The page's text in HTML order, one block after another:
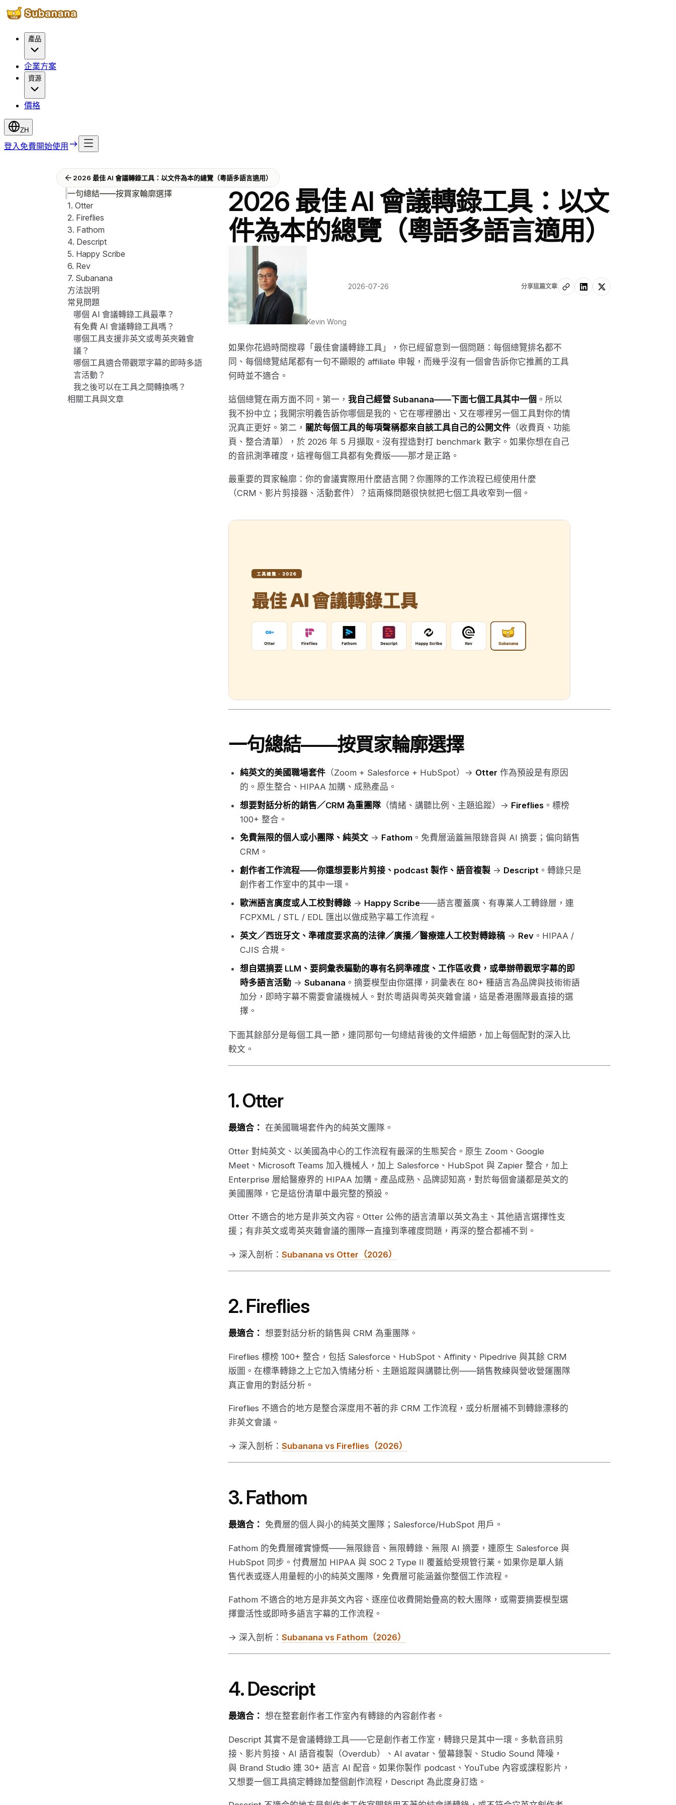
產品
企業方案
資源
價格
ZH
登入 免費開始使用
2026 最佳 AI 會議轉錄工具：以文件為本的總覽（粵語多語言適用）
一句總結——按買家輪廓選擇
1. Otter
2. Fireflies
3. Fathom
4. Descript
5. Happy Scribe
6. Rev
7. Subanana
方法說明
常見問題
哪個 AI 會議轉錄工具最準？
有免費 AI 會議轉錄工具嗎？
哪個工具支援非英文或粵英夾雜會
議？
哪個工具適合帶觀眾字幕的即時多語
言活動？
我之後可以在工具之間轉換嗎？
相關工具與文章
2026 最佳 AI 會議轉錄工具：以文
件為本的總覽（粵語多語言適用）
Kevin Wong
·2026-07-26 分享這篇文章
如果你花過時間搜尋「最佳會議轉錄工具」，你已經留意到一個問題：每個總覽排名都不
同、每個總覽結尾都有一句不顯眼的 affiliate 申報，而幾乎沒有一個會告訴你它推薦的工具
何時並不適合。
這個總覽在兩方面不同。第一， 我自己經營 Subanana——下面七個工具其中一個 。所以
我不扮中立；我開宗明義告訴你哪個是我的、它在哪裡勝出、又在哪裡另一個工具對你的情
況真正更好。第二， 關於每個工具的每項聲稱都來自該工具自己的公開文件 （收費頁、功能
頁、整合清單），於 2026 年 5 月擷取。沒有捏造對打 benchmark 數字。如果你想在自己
的音訊測準確度，這裡每個工具都有免費版——那才是正路。
最重要的買家輪廓：你的會議實際用什麼語言開？你團隊的工作流程已經使用什麼
（CRM、影片剪接器、活動套件）？這兩條問題很快就把七個工具收窄到一個。
一句總結——按買家輪廓選擇
純英文的美國職場套件 （Zoom + Salesforce + HubSpot）→ Otter 作為預設是有原因
的。原生整合、HIPAA 加購、成熟產品。
想要對話分析的銷售／CRM 為重團隊 （情緒、講聽比例、主題追蹤）→ Fireflies 。標榜
100+ 整合。
免費無限的個人或小團隊、純英文 → Fathom 。免費層涵蓋無限錄音與 AI 摘要；偏向銷售
CRM。
創作者工作流程——你還想要影片剪接、podcast 製作、語音複製 → Descript 。轉錄只是
創作者工作室中的其中一環。
歐洲語言廣度或人工校對轉錄 → Happy Scribe——語言覆蓋廣、有專業人工轉錄層，連
FCPXML / STL / EDL 匯出以做成熟字幕工作流程。
英文／西班牙文、準確度要求高的法律／廣播／醫療連人工校對轉錄稿 → Rev 。HIPAA /
CJIS 合規。
想自選摘要 LLM、要詞彙表驅動的專有名詞準確度、工作區收費，或舉辦帶觀眾字幕的即
時多語言活動 →Subanana 。摘要模型由你選擇，詞彙表在 80+ 種語言為品牌與技術術語
加分，即時字幕不需要會議機械人。對於粵語與粵英夾雜會議，這是香港團隊最直接的選
擇。
下面其餘部分是每個工具一節，連同那句一句總結背後的文件細節，加上每個配對的深入比
較文。
1. Otter
最適合： 在美國職場套件內的純英文團隊。
Otter 對純英文、以美國為中心的工作流程有最深的生態契合。原生 Zoom、Google
Meet、Microsoft Teams 加入機械人，加上 Salesforce、HubSpot 與 Zapier 整合，加上
Enterprise 層給醫療界的 HIPAA 加購。產品成熟、品牌認知高，對於每個會議都是英文的
美國團隊，它是這份清單中最完整的預設。
Otter 不適合的地方是非英文內容。Otter 公佈的語言清單以英文為主、其他語言選擇性支
援；有非英文或粵英夾雜會議的團隊一直撞到準確度問題，再深的整合都補不到。
→ 深入剖析： Subanana vs Otter（2026）
2. Fireflies
最適合： 想要對話分析的銷售與 CRM 為重團隊。
Fireflies 標榜 100+ 整合，包括 Salesforce、HubSpot、Affinity、Pipedrive 與其餘 CRM
版圖。在標準轉錄之上它加入情緒分析、主題追蹤與講聽比例——銷售教練與營收營運團隊
真正會用的對話分析。
Fireflies 不適合的地方是整合深度用不著的非 CRM 工作流程，或分析層補不到轉錄漂移的
非英文會議。
→ 深入剖析： Subanana vs Fireflies（2026）
3. Fathom
最適合： 免費層的個人與小的純英文團隊；Salesforce/HubSpot 用戶。
Fathom 的免費層確實慷慨——無限錄音、無限轉錄、無限 AI 摘要，連原生 Salesforce 與
HubSpot 同步。付費層加 HIPAA 與 SOC 2 Type II 覆蓋給受規管行業。如果你是單人銷
售代表或逐人用量輕的小的純英文團隊，免費層可能涵蓋你整個工作流程。
Fathom 不適合的地方是非英文內容、逐座位收費開始疊高的較大團隊，或需要摘要模型選
擇靈活性或即時多語言字幕的工作流程。
→ 深入剖析： Subanana vs Fathom（2026）
4. Descript
最適合： 想在整套創作者工作室內有轉錄的內容創作者。
Descript 其實不是會議轉錄工具——它是創作者工作室，轉錄只是其中一環。多軌音訊剪
接、影片剪接、AI 語音複製（Overdub）、AI avatar、螢幕錄製、Studio Sound 降噪，
與 Brand Studio 連 30+ 語言 AI 配音。如果你製作 podcast、YouTube 內容或課程影片，
又想要一個工具搞定轉錄加整個創作流程，Descript 為此度身訂造。